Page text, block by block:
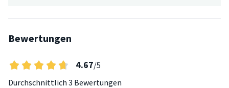
Bewertungen
4.67/5
Durchschnittlich 3 Bewertungen